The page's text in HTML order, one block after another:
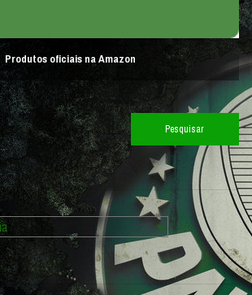
Produtos oficiais na Amazon
Pesquisar
por: